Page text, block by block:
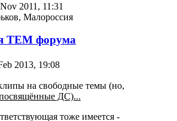
2011, 11:31
Малороссия
TЕМ форума
2013, 19:08
на свободные темы (но,
ДС)...
тоже имеется -